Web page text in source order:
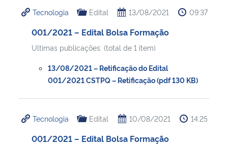
Tecnologia Edital 13/08/2021 09:37
001/2021 – Edital Bolsa Formação
Ultimas publicações: (total de 1 item)
13/08/2021 – Retificação do Edital
001/2021 CSTPQ – Retificação (pdf 130 KB)
Tecnologia Edital 10/08/2021 14:25
001/2021 – Edital Bolsa Formação